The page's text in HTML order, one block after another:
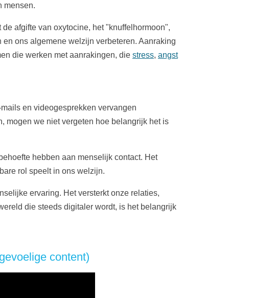
mensen.
afgifte van oxytocine, het "knuffelhormoon",
ons algemene welzijn verbeteren. Aanraking
die werken met aanrakingen, die stress, angst
en videogesprekken vervangen
mogen we niet vergeten hoe belangrijk het is
hebben aan menselijk contact. Het
rol speelt in ons welzijn.
ervaring. Het versterkt onze relaties,
die steeds digitaler wordt, is het belangrijk
content)